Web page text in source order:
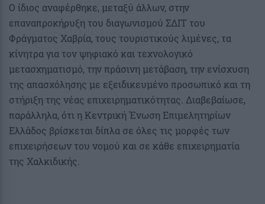
Ο ίδιος αναφέρθηκε, μεταξύ άλλων, στην
επαναπροκήρυξη του διαγωνισμού ΣΔΙΤ του
Φράγματος Χαβρία, τους τουριστικούς λιμένες, τα
κίνητρα για τον ψηφιακό και τεχνολογικό
μετασχηματισμό, την πράσινη μετάβαση, την ενίσχυση
της απασχόλησης με εξειδικευμένο προσωπικό και τη
στήριξη της νέας επιχειρηματικότητας. Διαβεβαίωσε,
παράλληλα, ότι η Κεντρική Ένωση Επιμελητηρίων
Ελλάδος βρίσκεται δίπλα σε όλες τις μορφές των
επιχειρήσεων του νομού και σε κάθε επιχειρηματία
της Χαλκιδικής.